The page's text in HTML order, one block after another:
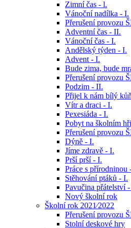
Zimní čas - l.
Vánoční nadílka - I.
Přerušení provozu
Adventní čas - II.
Vánoční čas - I.
Andělský týden - I.
Advent - I.
Bude zima, bude
Přerušení provozu
Podzim - II.
Přijel k nám bílý
Vítr a draci - I.
Pexesiáda - I.
Pobyt na školním
Přerušení provozu
Dýně - I.
Jíme zdravě - I.
Prší prší - I.
Práce s přírodninou
Stěhování ptáků - I.
Pavučina přátelství
Nový školní rok
Školní rok 2021⁄2022
Přerušení provozu
Stolní deskové hry